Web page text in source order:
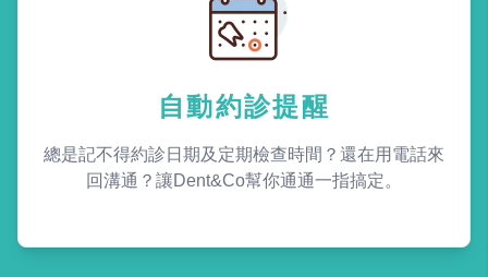
自動約診提醒
總是記不得約診日期及定期檢查時間？還在用電話來
回溝通？讓Dent&Co幫你通通一指搞定。